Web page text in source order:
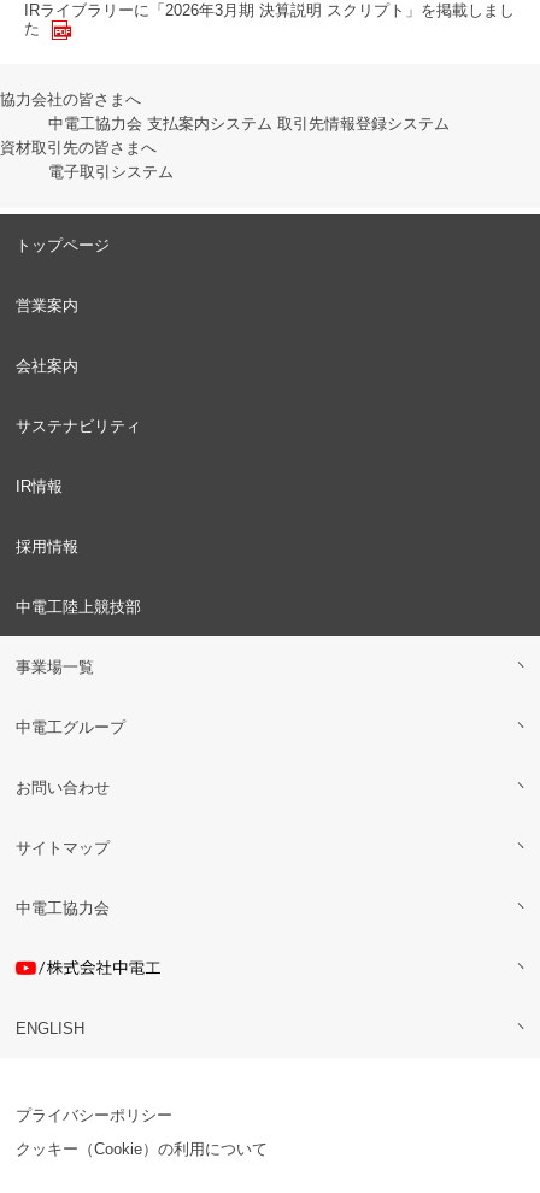
IRライブラリーに「2026年3月期 決算説明 スクリプト」を掲載しまし
た
協力会社の皆さまへ
中電工協力会 支払案内システム 取引先情報登録システム
資材取引先の皆さまへ
電子取引システム
トップページ
営業案内
会社案内
サステナビリティ
IR情報
採用情報
中電工陸上競技部
事業場一覧
中電工グループ
お問い合わせ
サイトマップ
中電工協力会
ENGLISH
プライバシーポリシー
クッキー（Cookie）の利用について